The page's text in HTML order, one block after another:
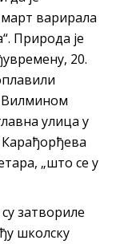
варирала
Природа је
20.
Вилмином
улица у
Карађорђева
„што се у
затвориле
школску